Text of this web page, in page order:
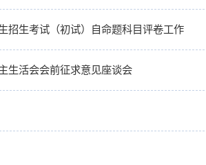
招生考试（初试）自命题科目评卷工作
生活会会前征求意见座谈会